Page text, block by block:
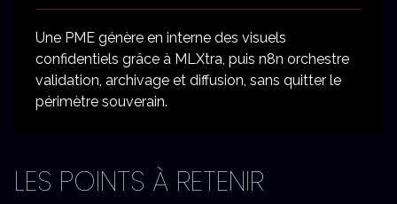
Une PME génère en interne des visuels
confidentiels grâce à MLXtra, puis n8n orchestre
validation, archivage et diffusion, sans quitter le
périmètre souverain.
LES POINTS À RETENIR